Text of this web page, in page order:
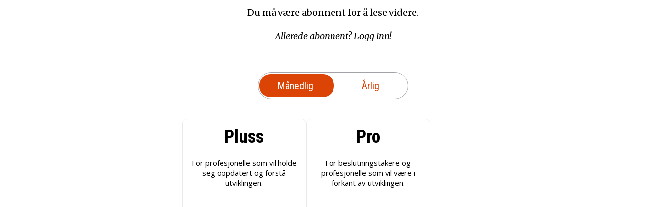
Du må være abonnent for å lese videre.
Allerede abonnent?Logg inn!
Månedlig Årlig
Pluss
For profesjonelle som vil holde
seg oppdatert og forstå
utviklingen.
Pro
For beslutningstakere og
profesjonelle som vil være i
forkant av utviklingen.